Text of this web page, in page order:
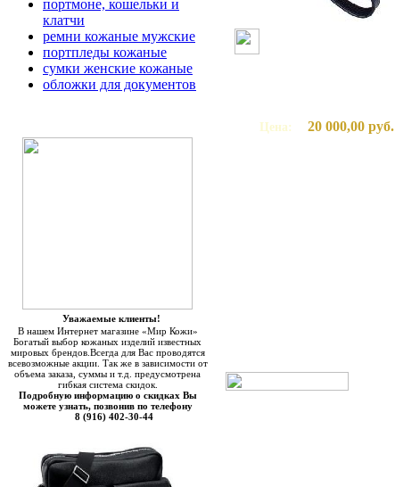
портмоне, кошельки и
клатчи
ремни кожаные мужские
портпледы кожаные
сумки женские кожаные
обложки для документов
Уважаемые клиенты!
В нашем Интернет магазине «Мир Кожи»
Богатый выбор кожаных изделий известных
мировых брендов.Всегда для Вас проводятся
всевозможные акции. Так же в зависимости от
объема заказа, суммы и т.д. предусмотрена
гибкая система скидок.
Подробную информацию о скидках Вы
можете узнать, позвонив по телефону
8 (916) 402-30-44
Цена: 20 000,00 руб.